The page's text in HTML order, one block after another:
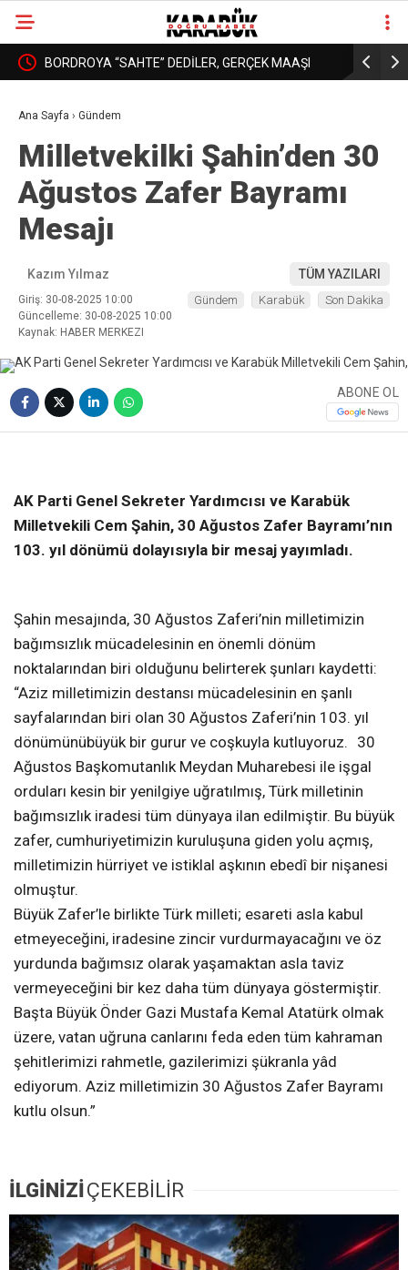
YURT BORDROYA “SAHTE” DEDİLER, GERÇEK MAAŞI
Ana Sayfa › Gündem
Milletvekilki Şahin’den 30
Ağustos Zafer Bayramı
Mesajı
Kazım Yılmaz TÜM YAZILARI
Giriş: 30-08-2025 10:00
Güncelleme: 30-08-2025 10:00
Kaynak: HABER MERKEZI
Gündem Karabük Son Dakika
ABONE OL
AK Parti Genel Sekreter Yardımcısı ve Karabük
Milletvekili Cem Şahin, 30 Ağustos Zafer Bayramı’nın
103. yıl dönümü dolayısıyla bir mesaj yayımladı.
Şahin mesajında, 30 Ağustos Zaferi’nin milletimizin
bağımsızlık mücadelesinin en önemli dönüm
noktalarından biri olduğunu belirterek şunları kaydetti:
“Aziz milletimizin destansı mücadelesinin en şanlı
sayfalarından biri olan 30 Ağustos Zaferi’nin 103. yıl
dönümünübüyük bir gurur ve coşkuyla kutluyoruz. 30
Ağustos Başkomutanlık Meydan Muharebesi ile işgal
orduları kesin bir yenilgiye uğratılmış, Türk milletinin
bağımsızlık iradesi tüm dünyaya ilan edilmiştir. Bu büyük
zafer, cumhuriyetimizin kuruluşuna giden yolu açmış,
milletimizin hürriyet ve istiklal aşkının ebedî bir nişanesi
olmuştur.
Büyük Zafer’le birlikte Türk milleti; esareti asla kabul
etmeyeceğini, iradesine zincir vurdurmayacağını ve öz
yurdunda bağımsız olarak yaşamaktan asla taviz
vermeyeceğini bir kez daha tüm dünyaya göstermiştir.
Başta Büyük Önder Gazi Mustafa Kemal Atatürk olmak
üzere, vatan uğruna canlarını feda eden tüm kahraman
şehitlerimizi rahmetle, gazilerimizi şükranla yâd
ediyorum. Aziz milletimizin 30 Ağustos Zafer Bayramı
kutlu olsun.”
İLGİNİZİ ÇEKEBİLİR